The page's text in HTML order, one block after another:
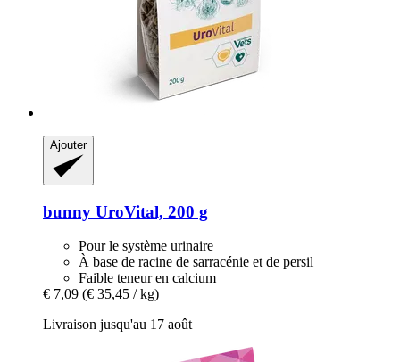
Ajouter
bunny UroVital, 200 g
Pour le système urinaire
À base de racine de sarracénie et de persil
Faible teneur en calcium
€ 7,09 (€ 35,45 / kg)
Livraison jusqu'au 17 août